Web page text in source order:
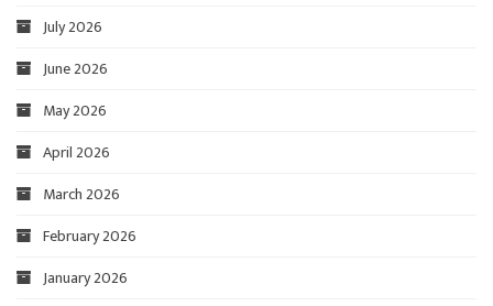
July 2026
June 2026
May 2026
April 2026
March 2026
February 2026
January 2026